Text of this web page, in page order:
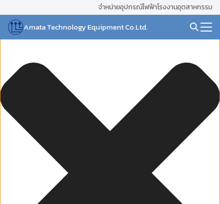
จัดการ การอนุญาตใช้งาน Cookies
to
content
จำหน่ายอุปกรณ์ไฟฟ้าโรงงานอุตสาหกรรม
Amata Technology Equipment Co.Ltd.
Search
for: